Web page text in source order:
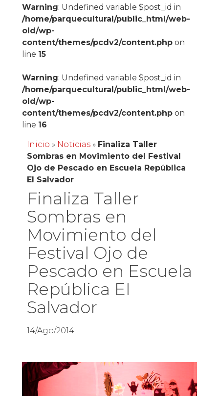
Warning: Undefined variable $post_id in
/home/parquecultural/public_html/web-
old/wp-
content/themes/pcdv2/content.phpon
line 15
Warning: Undefined variable $post_id in
/home/parquecultural/public_html/web-
old/wp-
content/themes/pcdv2/content.phpon
line 16
Inicio » Noticias» Finaliza Taller
Sombras en Movimiento del Festival
Ojo de Pescado en Escuela República
El Salvador
Finaliza Taller
Sombras en
Movimiento del
Festival Ojo de
Pescado en Escuela
República El
Salvador
14/Ago/2014